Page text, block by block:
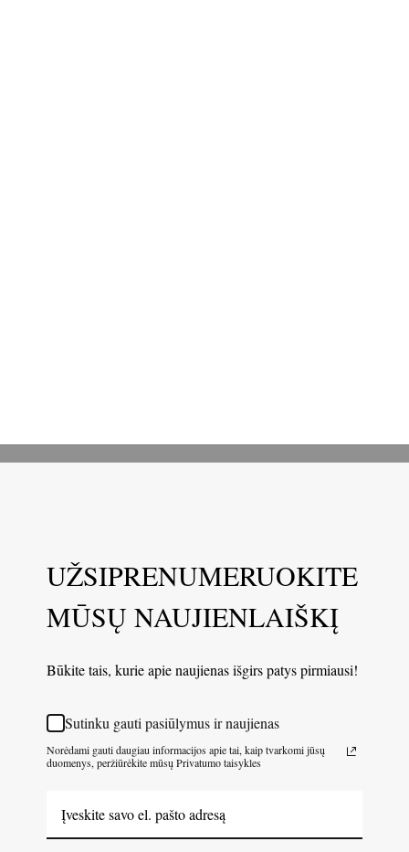
UŽSIPRENUMERUOKITE
MŪSŲ NAUJIENLAIŠKĮ
Būkite tais, kurie apie naujienas išgirs patys pirmiausi!
Sutinku gauti pasiūlymus ir naujienas
Norėdami gauti daugiau informacijos apie tai, kaip tvarkomi jūsų
duomenys, peržiūrėkite mūsų Privatumo taisykles